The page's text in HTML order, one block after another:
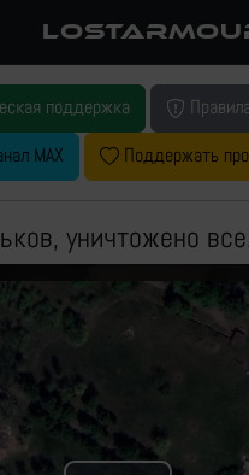
поддержка Правила
MAX
Поддержать
уничтожено